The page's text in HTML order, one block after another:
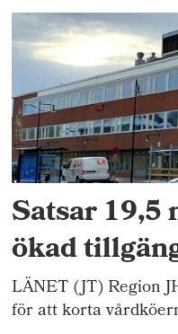
Satsar 19,5
ökad
LÄNET (JT) Region
för att korta